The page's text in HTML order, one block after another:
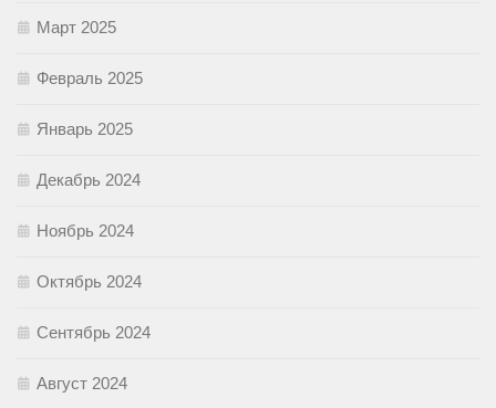
Март 2025
Февраль 2025
Январь 2025
Декабрь 2024
Ноябрь 2024
Октябрь 2024
Сентябрь 2024
Август 2024